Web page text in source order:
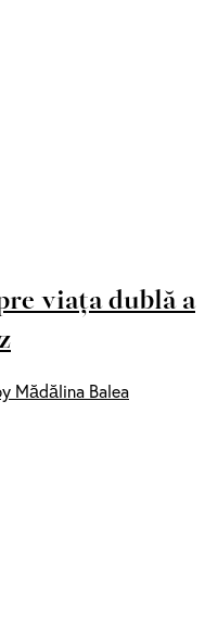
viața dublă a
Mădălina Balea